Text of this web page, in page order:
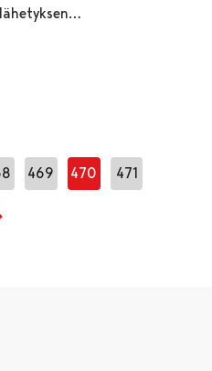
469 470 471
sivu